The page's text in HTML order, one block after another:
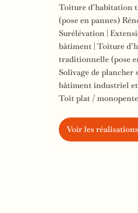
Toiture d’habitation
(pose en pannes)
Surélévation |
bâtiment | Toiture
traditionnelle (pose
Solivage de plancher
bâtiment industriel
Toit plat /
Voir les réalisations